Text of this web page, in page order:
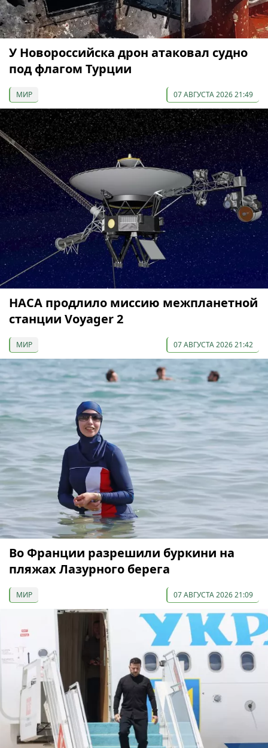
У Новороссийска дрон атаковал судно
под флагом Турции
МИР 07 АВГУСТА 2026 21:49
НАСА продлило миссию межпланетной
станции Voyager 2
МИР 07 АВГУСТА 2026 21:42
Во Франции разрешили буркини на
пляжах Лазурного берега
МИР 07 АВГУСТА 2026 21:09